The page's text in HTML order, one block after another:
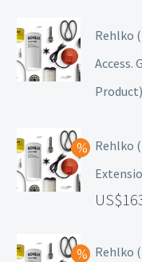
Rehlko
Access.
Rehlko
Rehlko